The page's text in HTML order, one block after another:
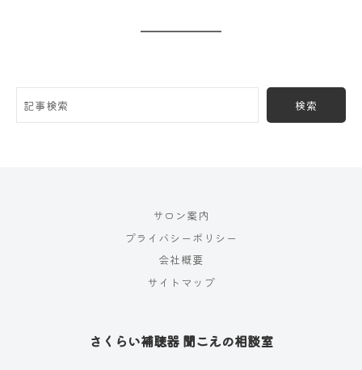
検索
サロン案内
プライバシーポリシー
会社概要
サイトマップ
さくらい補聴器 聞こえの相談室